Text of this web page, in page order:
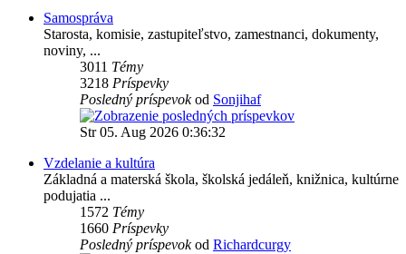
Samospráva
Starosta, komisie, zastupiteľstvo, zamestnanci, dokumenty,
noviny, ...
3011 Témy
3218 Príspevky
Posledný príspevokod Sonjihaf
Str 05. Aug 2026 0:36:32
Vzdelanie a kultúra
Základná a materská škola, školská jedáleň, knižnica, kultúrne
podujatia ...
1572 Témy
1660 Príspevky
Posledný príspevokod Richardcurgy